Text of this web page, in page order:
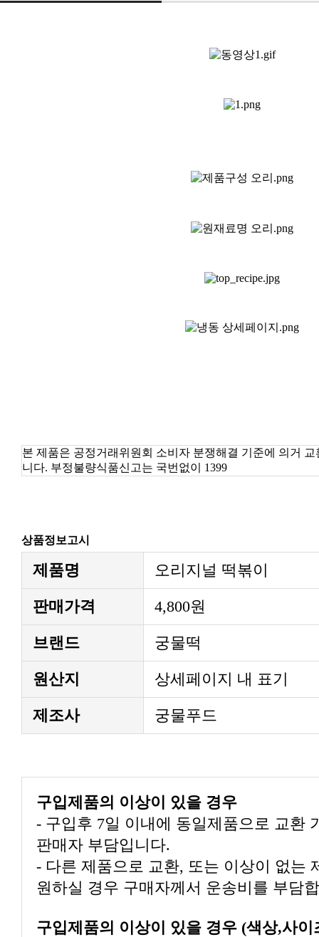
본 제품은 공정거래위원회 소비자 분쟁해결 기준에 의거
니다. 부정불량식품신고는 국번없이 1399
상품정보고시
제품명 오리지널 떡볶이
판매가격 4,800원
브랜드 궁물떡
원산지 상세페이지 내 표기
제조사 궁물푸드
구입제품의 이상이 있을 경우
- 구입후 7일 이내에 동일제품으로 교환
판매자 부담입니다.
- 다른 제품으로 교환, 또는 이상이 없는
원하실 경우 구매자께서 운송비를 부담
구입제품의 이상이 있을 경우 (색상,사